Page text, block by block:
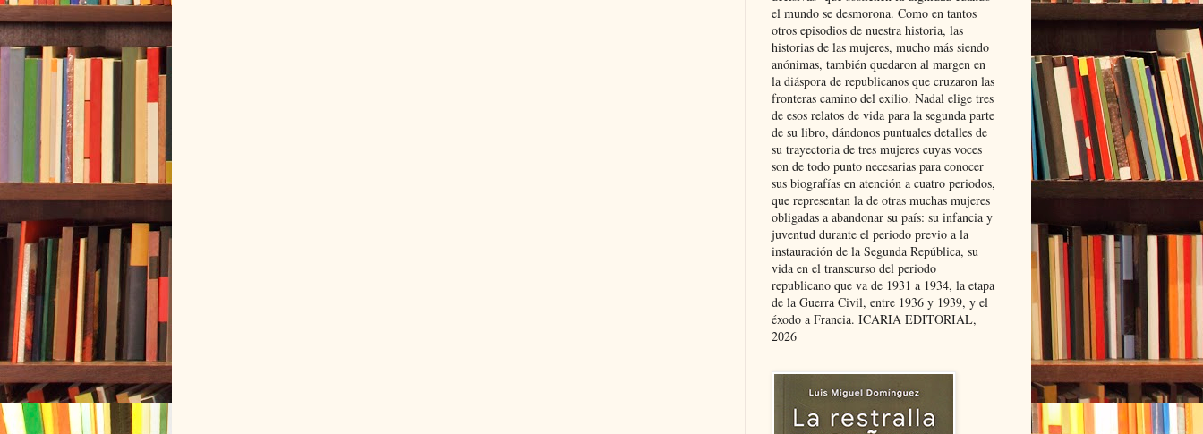
el mundo se desmorona. Como en tantos
otros episodios de nuestra historia, las
historias de las mujeres, mucho más siendo
anónimas, también quedaron al margen en
la diáspora de republicanos que cruzaron las
fronteras camino del exilio. Nadal elige tres
de esos relatos de vida para la segunda parte
de su libro, dándonos puntuales detalles de
su trayectoria de tres mujeres cuyas voces
son de todo punto necesarias para conocer
sus biografías en atención a cuatro periodos,
que representan la de otras muchas mujeres
obligadas a abandonar su país: su infancia y
juventud durante el periodo previo a la
instauración de la Segunda República, su
vida en el transcurso del periodo
republicano que va de 1931 a 1934, la etapa
de la Guerra Civil, entre 1936 y 1939, y el
éxodo a Francia. ICARIA EDITORIAL,
2026